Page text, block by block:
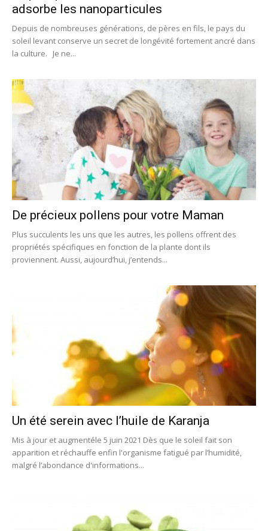
adsorbe les nanoparticules
Depuis de nombreuses générations, de pères en fils, le pays du
soleil levant conserve un secret de longévité fortement ancré dans
la culture. Je ne...
De précieux pollens pour votre Maman
Plus succulents les uns que les autres, les pollens offrent des
propriétés spécifiques en fonction de la plante dont ils
proviennent. Aussi, aujourd’hui, j’entends...
Un été serein avec l’huile de Karanja
Mis à jour et augmentéle 5 juin 2021 Dès que le soleil fait son
apparition et réchauffe enfin l'organisme fatigué par l’humidité,
malgré l’abondance d'informations...